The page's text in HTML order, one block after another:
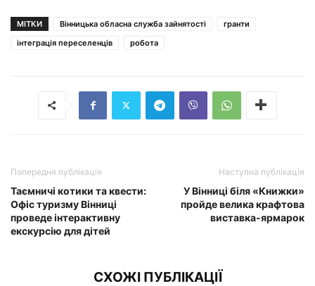
МІТКИ Вінницька обласна служба зайнятості
гранти
інтеграція переселенців
робота
Попередня публікація
Таємничі котики та квести:
Офіс туризму Вінниці
проведе інтерактивну
екскурсію для дітей
Наступна публікація
У Вінниці біля «Книжки»
пройде велика крафтова
виставка-ярмарок
СХОЖІ ПУБЛІКАЦІЇ